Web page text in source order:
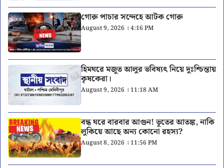
গোরু পাচার সন্দেহে আটক গোরু
August 9, 2026 । 4:16 PM
হিমঘরে মজুত আলুর ভবিষ্যৎ নিয়ে দুঃশ্চিন্তায়
কৃষকেরা।
August 9, 2026 । 11:18 AM
বন্ধ ঘরে বারবার আগুন! ভূতের আতঙ্ক, নাকি
লুকিয়ে আছে অন্য কোনো রহস্য?
August 8, 2026 । 11:56 PM